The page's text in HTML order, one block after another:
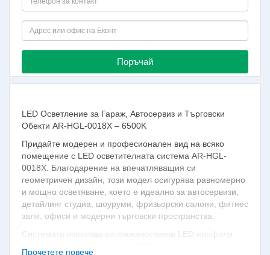
Поръчай
LED Осветление за Гараж, Автосервиз и Търговски
Обекти AR-HGL-0018X – 6500K
Придайте модерен и професионален вид на всяко
помещение с LED осветителната система AR-HGL-
0018X. Благодарение на впечатляващия си
геометричен дизайн, този модел осигурява равномерно
и мощно осветяване, което е идеално за автосервизи,
детайлинг студиа, шоуруми, фризьорски салони, фитнес
зали, офиси и модерни търговски пространства.
Системата използва висококачествени LED профили
Прочетете повече